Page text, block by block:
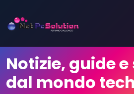
Notizie, guide
dal mondo